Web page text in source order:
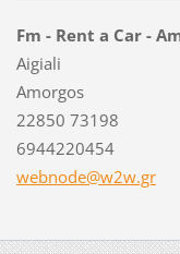
Fm - Rent a Car -
Aigiali
Amorgos
22850 73198
6944220454
webnode@w2w.gr